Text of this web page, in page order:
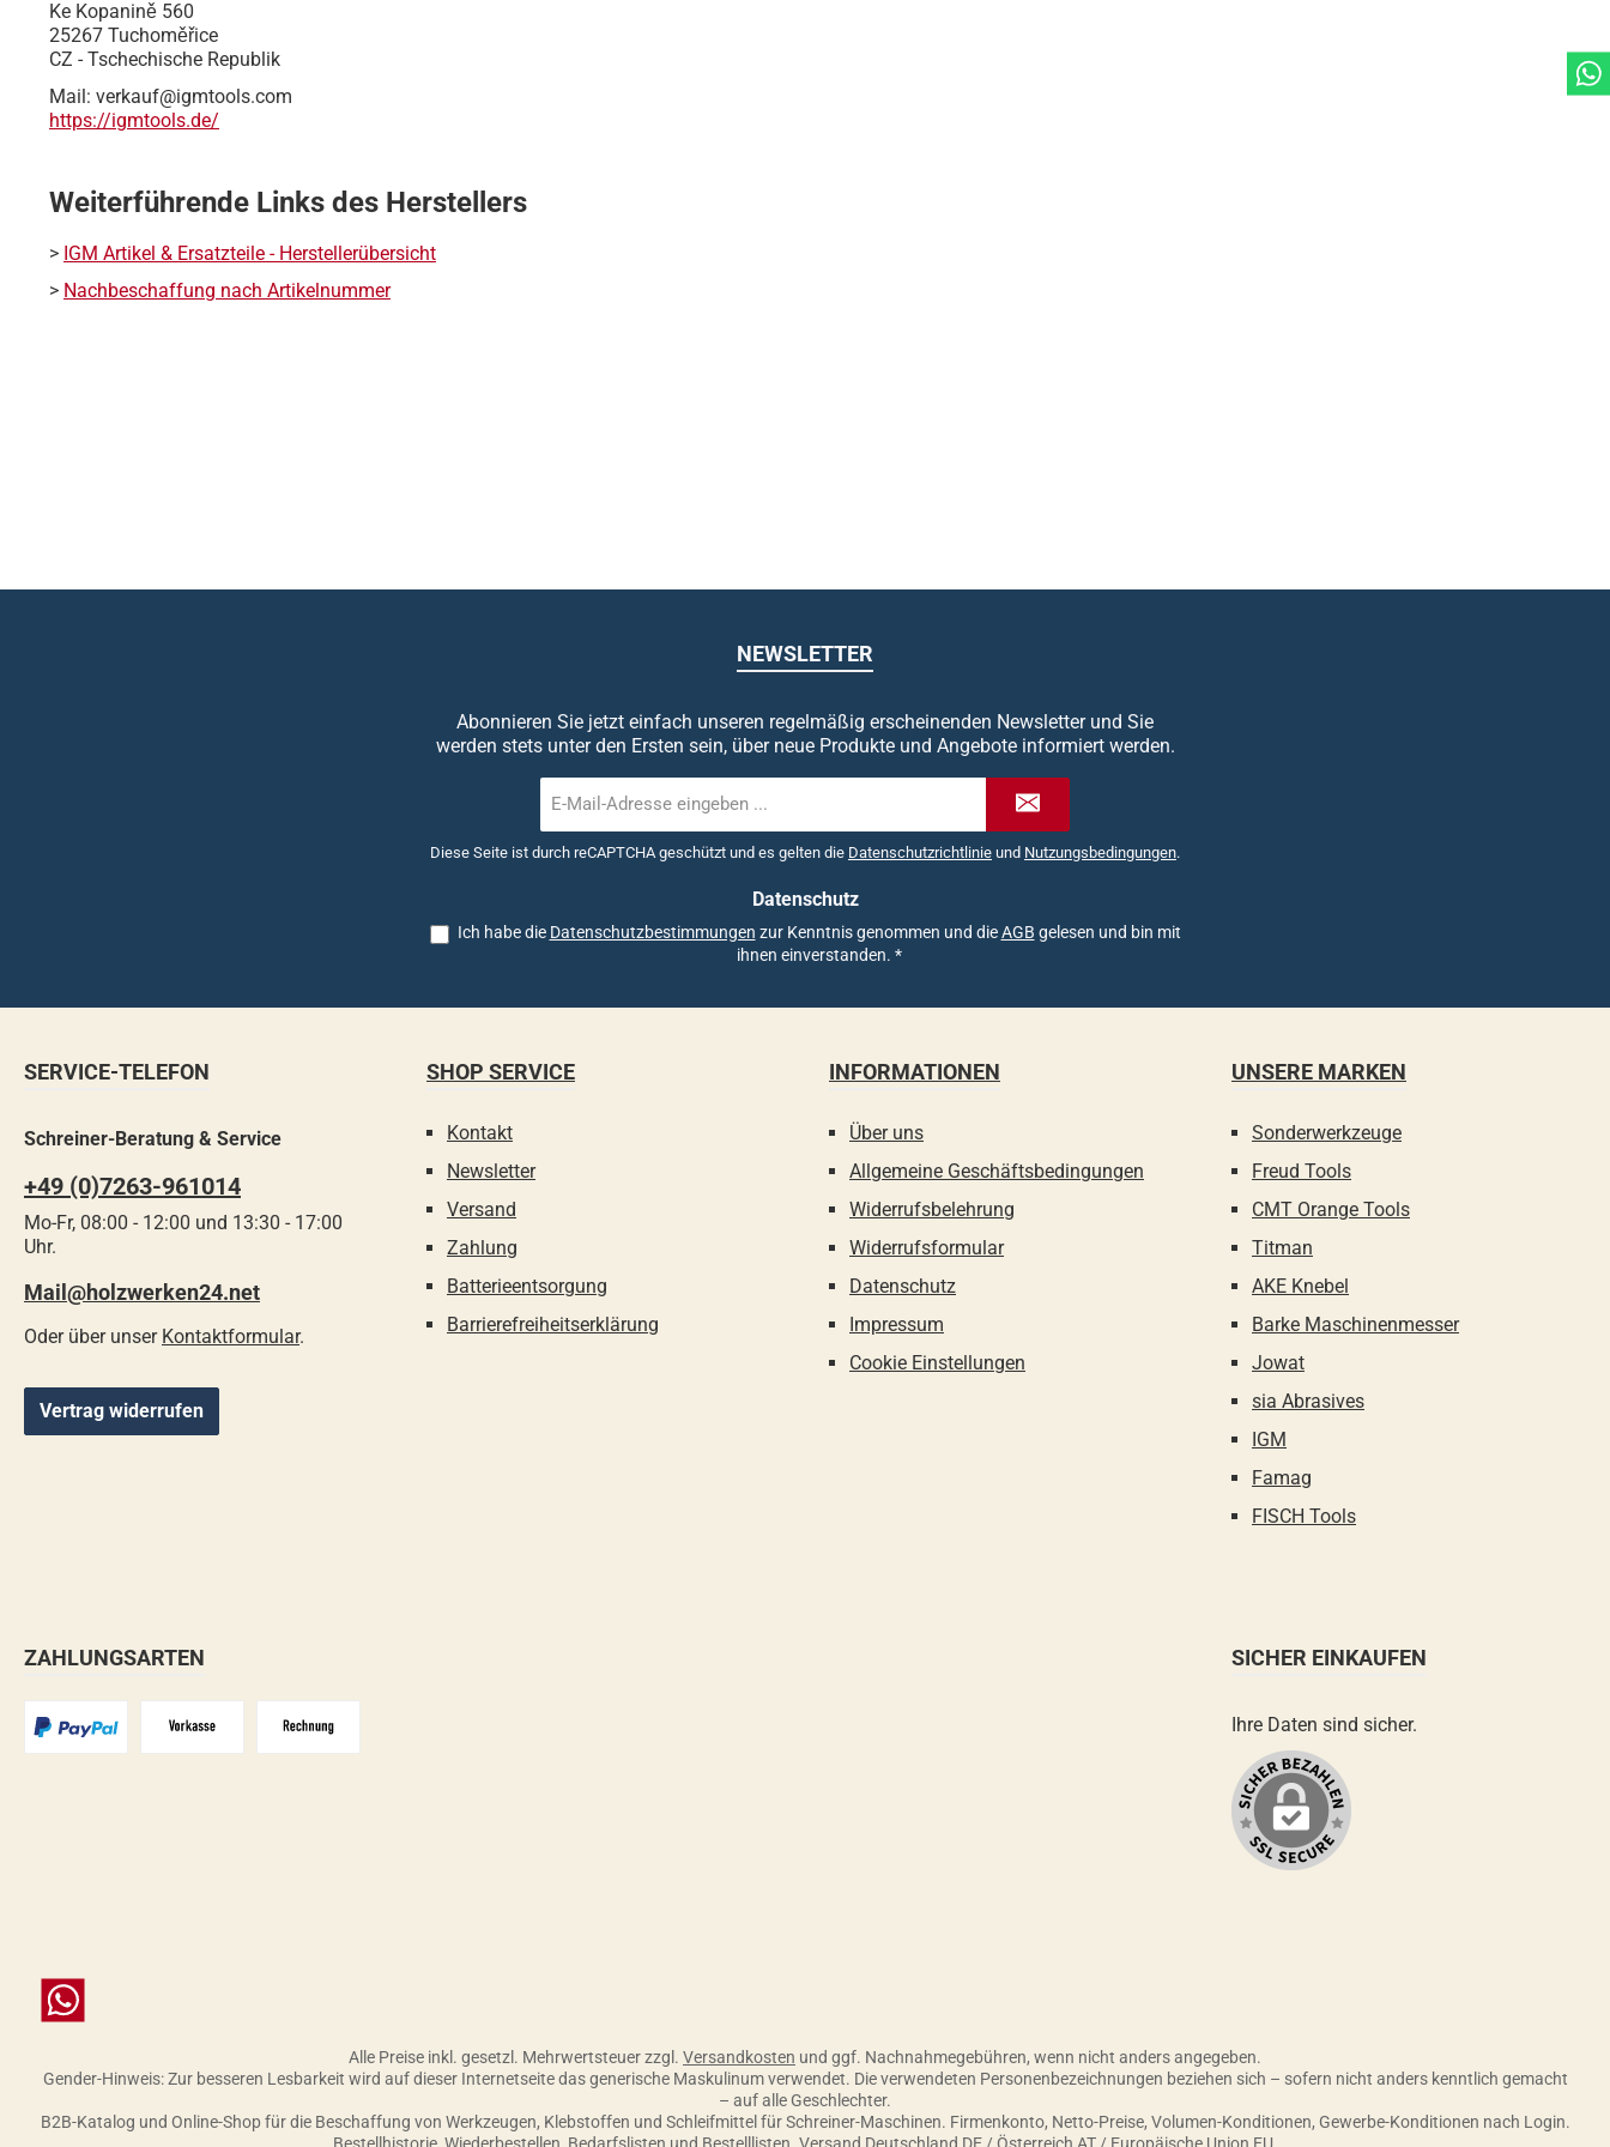
Ke Kopanině 560
25267 Tuchoměřice
CZ - Tschechische Republik
Mail: verkauf@igmtools.com
https://igmtools.de/
Weiterführende Links des Herstellers
> IGM Artikel & Ersatzteile - Herstellerübersicht
> Nachbeschaffung nach Artikelnummer
NEWSLETTER
Abonnieren Sie jetzt einfach unseren regelmäßig erscheinenden Newsletter und Sie
werden stets unter den Ersten sein, über neue Produkte und Angebote informiert werden.
Mail-
Diese Seite ist durch reCAPTCHA geschützt und es gelten die Datenschutzrichtlinie und Nutzungsbedingungen.
Datenschutz
Ich habe die Datenschutzbestimmungen zur Kenntnis genommen und dieAGB gelesen und bin mit
ihnen einverstanden. *
SERVICE-TELEFON
Schreiner-Beratung & Service
+49 (0)7263-961014
Mo-Fr, 08:00 - 12:00 und 13:30 - 17:00
Uhr.
Mail@holzwerken24.net
Oder über unser Kontaktformular.
Vertrag widerrufen
SHOP SERVICE
Kontakt
Newsletter
Versand
Zahlung
Batterieentsorgung
Barrierefreiheitserklärung
INFORMATIONEN
Über uns
Allgemeine Geschäftsbedingungen
Widerrufsbelehrung
Widerrufsformular
Datenschutz
Impressum
Cookie Einstellungen
UNSERE MARKEN
Sonderwerkzeuge
Freud Tools
CMT Orange Tools
Titman
AKE Knebel
Barke Maschinenmesser
Jowat
sia Abrasives
IGM
Famag
FISCH Tools
ZAHLUNGSARTEN SICHER EINKAUFEN
Ihre Daten sind sicher.
Chat
Alle Preise inkl. gesetzl. Mehrwertsteuer zzgl. Versandkosten und ggf. Nachnahmegebühren, wenn nicht anders angegeben.
Gender-Hinweis: Zur besseren Lesbarkeit wird auf dieser Internetseite das generische Maskulinum verwendet. Die verwendeten Personenbezeichnungen beziehen sich – sofern nicht anders kenntlich gemacht
– auf alle Geschlechter.
B2B-Katalog und Online-Shop für die Beschaffung von Werkzeugen, Klebstoffen und Schleifmittel für Schreiner-Maschinen. Firmenkonto, Netto-Preise, Volumen-Konditionen, Gewerbe-Konditionen nach Login.